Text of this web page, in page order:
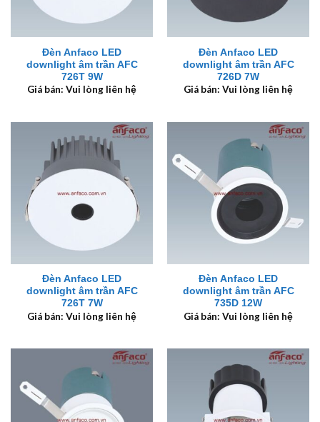
Đèn Anfaco LED
downlight âm trần AFC
726T 9W
Giá bán: Vui lòng liên hệ
Đèn Anfaco LED
downlight âm trần AFC
726D 7W
Giá bán: Vui lòng liên hệ
Đèn Anfaco LED
downlight âm trần AFC
726T 7W
Giá bán: Vui lòng liên hệ
Đèn Anfaco LED
downlight âm trần AFC
735D 12W
Giá bán: Vui lòng liên hệ